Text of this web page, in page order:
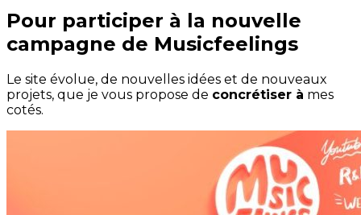
Pour participer à la nouvelle
campagne de Musicfeelings
Le site évolue, de nouvelles idées et de nouveaux
projets, que je vous propose de concrétiser à mes
cotés.